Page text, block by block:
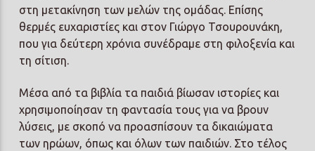
στη μετακίνηση των μελών της ομάδας. Επίσης
θερμές ευχαριστίες και στον Γιώργο Τσουρουνάκη,
που για δεύτερη χρόνια συνέδραμε στη φιλοξενία και
τη σίτιση.
Μέσα από τα βιβλία τα παιδιά βίωσαν ιστορίες και
χρησιμοποίησαν τη φαντασία τους για να βρουν
λύσεις, με σκοπό να προασπίσουν τα δικαιώματα
των ηρώων, όπως και όλων των παιδιών. Στο τέλος